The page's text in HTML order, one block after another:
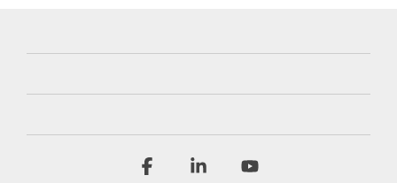
Facebook Linkedin